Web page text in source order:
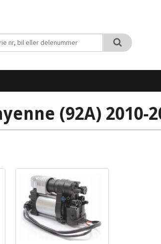
(92A) 2010-